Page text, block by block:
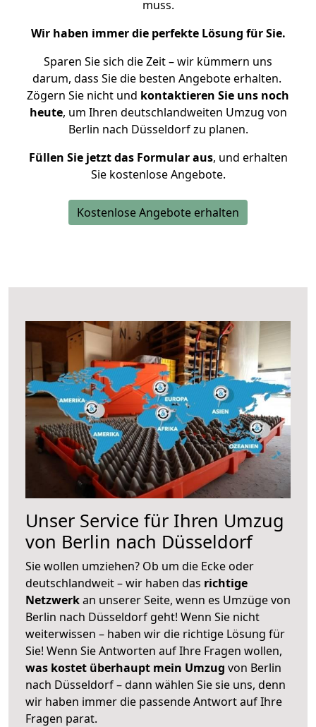
muss.
Wir haben immer die perfekte Lösung für Sie.
Sparen Sie sich die Zeit – wir kümmern uns
darum, dass Sie die besten Angebote erhalten.
Zögern Sie nicht und kontaktieren Sie uns noch
heute, um Ihren deutschlandweiten Umzug von
Berlin nach Düsseldorf zu planen.
Füllen Sie jetzt das Formular aus, und erhalten
Sie kostenlose Angebote.
Kostenlose Angebote erhalten
Unser Service für Ihren Umzug
von Berlin nach Düsseldorf
Sie wollen umziehen? Ob um die Ecke oder
deutschlandweit – wir haben das richtige
Netzwerkan unserer Seite, wenn es Umzüge von
Berlin nach Düsseldorf geht! Wenn Sie nicht
weiterwissen – haben wir die richtige Lösung für
Sie! Wenn Sie Antworten auf Ihre Fragen wollen,
was kostet überhaupt mein Umzug von Berlin
nach Düsseldorf – dann wählen Sie sie uns, denn
wir haben immer die passende Antwort auf Ihre
Fragen parat.